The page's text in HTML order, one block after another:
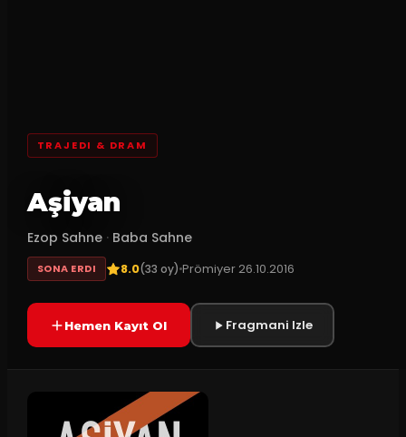
TRAJEDI & DRAM
Aşiyan
Ezop Sahne · Baba Sahne
SONA ERDI 8.0(33 oy)Prömiyer 26.10.2016
Hemen Kayıt Ol Fragmani Izle